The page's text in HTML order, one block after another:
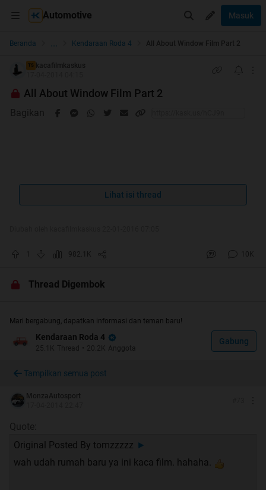
Automotive Masuk
Beranda ... Kendaraan Roda 4 All About Window Film Part 2
TS
kacafilmkaskus
All About Window Film Part 2
Bagikan
Welcome to All About Window Film Part 2
rekomendasi jenis kaca film dan obrolan bebas lainnya
Quote:
- No SARA, PORN, etc
- No junk
- No direct promotion (buat para seller kalau mau
- Untuk yang mau posting gambar, wajib di spoiler yah,
biar rapih dan enak diliat thread nya
Lihat isi thread
982.1K
Thread Digembok
Mari bergabung, dapatkan informasi dan teman baru!
Kendaraan Roda 4
25.1K Thread • 20.2K Anggota
Gabung
Tampilkan semua post
MonzaAutosport
Quote:
Original Posted By tomzzzzz ►
wah udah rumah baru ya ini kaca film. hahaha.